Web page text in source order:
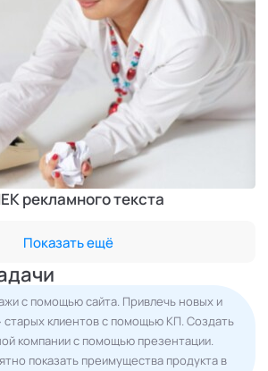
рекламного текста
Показать ещё
с помощью сайта. Привлечь новых и
старых клиентов с помощью КП. Создать
компании с помощью презентации.
показать преимущества продукта в